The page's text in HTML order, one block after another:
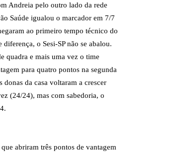
Andreia pelo outro lado da rede
Saúde igualou o marcador em 7/7
ao primeiro tempo técnico do
o Sesi-SP não se abalou.
quadra e mais uma vez o time
para quatro pontos na segunda
da casa voltaram a crescer
(24/24), mas com sabedoria, o
abriram três pontos de vantagem